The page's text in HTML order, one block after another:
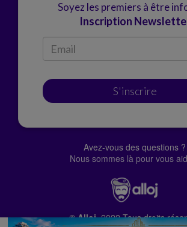
Soyez les premiers à être
Inscription
S'inscrire
Avez-vous des questions ?
Nous sommes là pour vous
© Alloj.2022 Tous droits